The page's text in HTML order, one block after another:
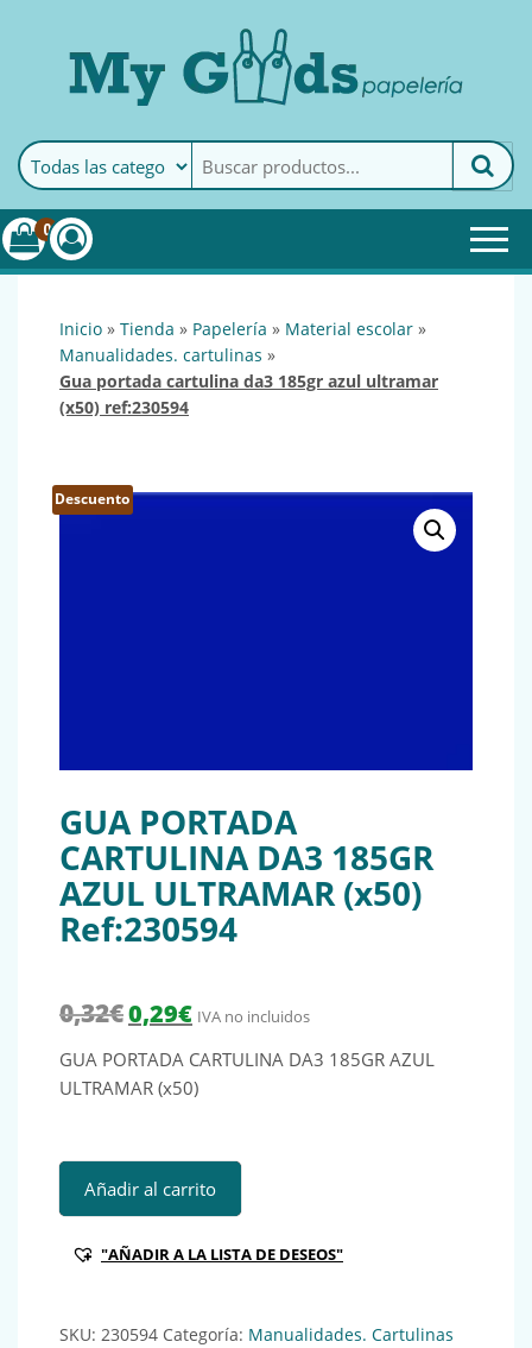
MyGoods · PapeleríaMy Goods es tu papelería
online de confianza. Podrás
encontrar todo lo necesario
0
inicio » tienda » papelería » material escolar »
manualidades. cartulinas »
gua portada cartulina da3 185gr azul ultramar
(x50) ref:230594
Descuento
GUA PORTADA
CARTULINA DA3 185GR
AZUL ULTRAMAR (x50)
Ref:230594
0,32€ El precio original era: 0,32€.
0,29€El precio actual es: 0,29€.
IVA no incluidos
GUA PORTADA CARTULINA DA3 185GR AZUL
ULTRAMAR (x50)
GUA PORTADA CARTULINA DA3 185GR AZUL
Añadir al carrito
"AÑADIR A LA LISTA DE DESEOS"
SKU: 230594 Categoría: Manualidades. Cartulinas